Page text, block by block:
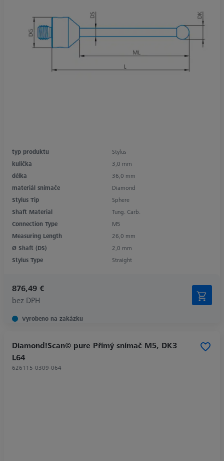
typ produktu
Stylus
kulička
3,0 mm
délka
36,0 mm
materiál snímače
Diamond
Stylus Tip
Sphere
Shaft Material
Tung. Carb.
Connection Type
M5
Measuring Length
26,0 mm
Ø Shaft (DS)
2,0 mm
Stylus Type
Straight
876,49 €
bez DPH
Vyrobeno na zakázku
Diamond!Scan© pure Přímý snímač M5, DK3
L64
626115-0309-064